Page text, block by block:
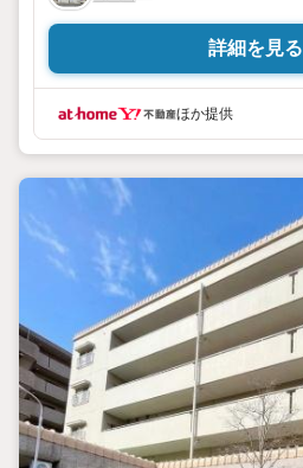
詳細を見る
ほか提供